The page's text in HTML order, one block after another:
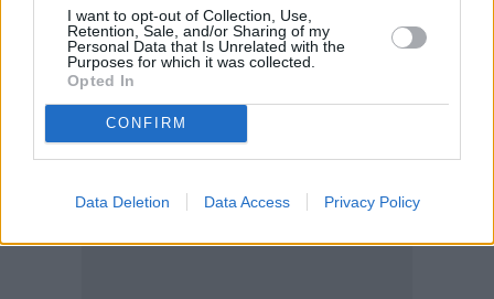
I want to opt-out of Collection, Use,
Retention, Sale, and/or Sharing of my
Personal Data that Is Unrelated with the
Purposes for which it was collected.
Opted In
CONFIRM
Data Deletion Data Access Privacy Policy
πρόσβαση των πολιτών στις θεραπείες που σώζουν
ζωές».